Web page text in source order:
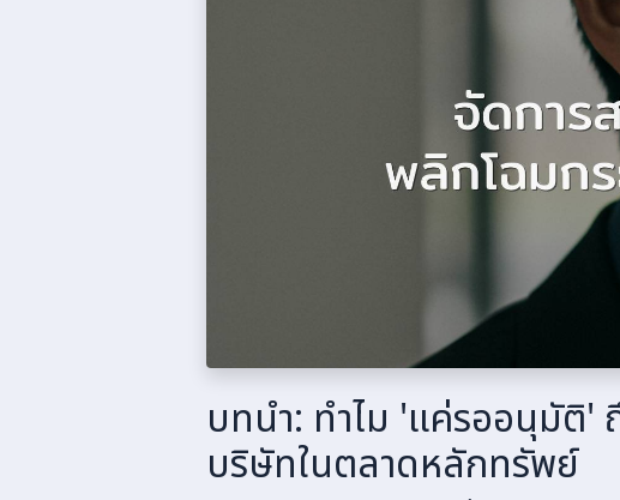
บทนำ: ทำไม 'แค่รออนุมัติ'
บริษัทในตลาดหลักทรัพย์